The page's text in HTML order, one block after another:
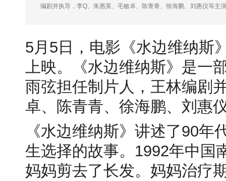
编剧并执导，李Q、朱惠英、毛敏卓、陈青青、徐海鹏、刘惠仪等主
5月5日，电影《水边维纳斯
上映。《水边维纳斯》是一
雨弦担任制片人，王林编剧
卓、陈青青、徐海鹏、刘惠
《水边维纳斯》讲述了90
生选择的故事。1992年中国
妈妈剪去了长发。妈妈治疗